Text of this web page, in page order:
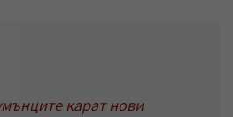
карат нови